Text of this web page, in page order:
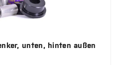
unten, hinten außen